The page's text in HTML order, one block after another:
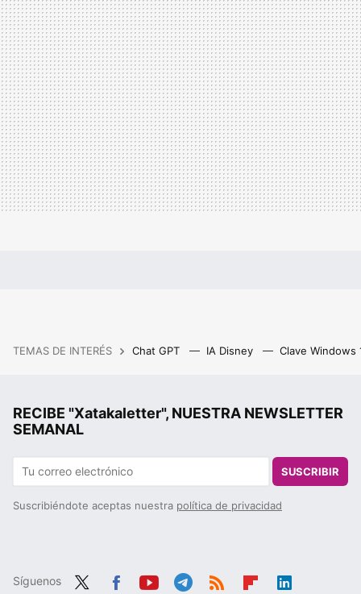
TEMAS DE INTERÉS Chat GPT IA Disney Clave Windows
RECIBE "Xatakaletter", NUESTRA NEWSLETTER
SEMANAL
SUSCRIBIR
Suscribiéndote aceptas nuestra política de privacidad
Síguenos